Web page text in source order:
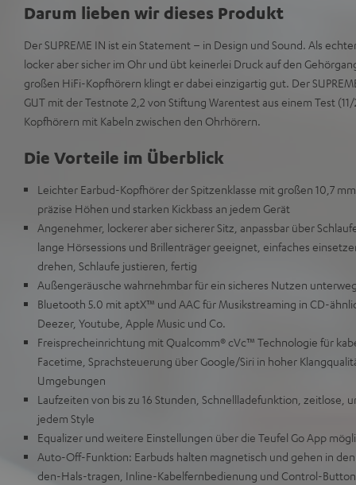
Darum lieben wir dieses Produkt
Der SUPREME IN ist ein Statement – in Design und Sound. Als
locker aber sicher im Ohr und übt keinerlei Druck auf den
großen HiFi-Kopfhörern klingt er dabei einzigartig gut. Der
GUT mit der Testnote 2,2 von Stiftung Warentest aus einem Test
Kopfhörern mit Kabeln zwischen den Ohrhörern.
Die Vorteile im Überblick
Leichter Earbud-Kopfhörer der Spitzenklasse mit großen 10,7
präzise Höhen und starken Kickbass an jedem Gerät
Angenehmer, lockerer aber sicherer Sitz, anpassbar über
lange Hörsessions und Brillenträger geeignet, einfaches
drehen, Schlaufe justieren, fertig
Außengeräusche wahrnehmbar für ein sicheres Nutzen
Bluetooth 5.0 mit aptX™ und AAC für Musikstreaming in CD-
Deezer, Youtube, Apple Music und Co.
Freisprecheinrichtung mit Qualcomm® cVc™ Technologie für
Facetime, Sprachsteuerung über Google/Siri in hoher
Umgebungen
Laufzeiten von bis zu 16 Stunden, Schnellladefunktion, zeitlose,
jedem Style
Equalizer und weitere Einstellungen über die Teufel Go App
Auto-Off-Funktion: Earbuds halten magnetisch und gehen in
den-Hals-tragen, Inline-Kabelfernbedienung und Control-